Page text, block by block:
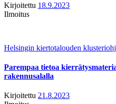
Kirjoitettu 18.9.2023
Ilmoitus
Helsingin kiertotalouden
Parempaa tietoa
rakennusalalla
Kirjoitettu 21.8.2023